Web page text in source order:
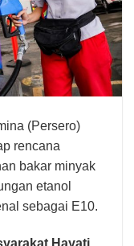
(Persero)
rencana
bakar minyak
etanol
sebagai E10.
Hayati